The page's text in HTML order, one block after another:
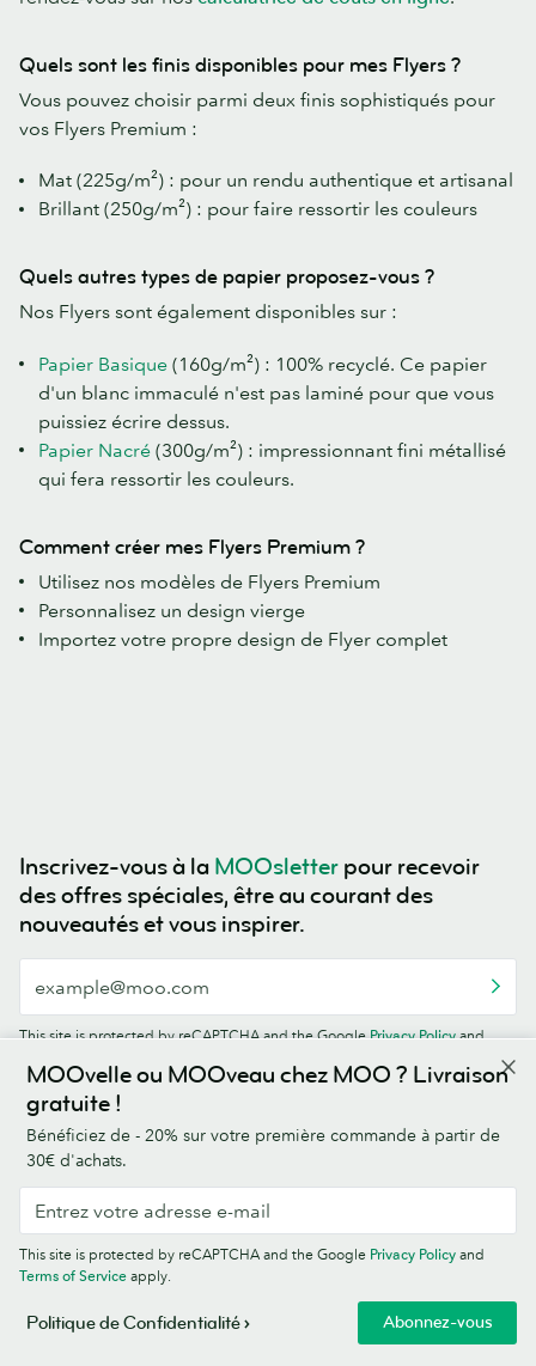
Quels sont les finis disponibles pour mes Flyers ?
Vous pouvez choisir parmi deux finis sophistiqués pour
vos Flyers Premium :
Mat (225g/m²) : pour un rendu authentique et artisanal
Brillant (250g/m²) : pour faire ressortir les couleurs
Quels autres types de papier proposez-vous ?
Nos Flyers sont également disponibles sur :
Papier Basique (160g/m²) : 100% recyclé. Ce papier
d'un blanc immaculé n'est pas laminé pour que vous
puissiez écrire dessus.
Papier Nacré (300g/m²) : impressionnant fini métallisé
qui fera ressortir les couleurs.
Comment créer mes Flyers Premium ?
Utilisez nos modèles de Flyers Premium
Personnalisez un design vierge
Importez votre propre design de Flyer complet
Inscrivez-vous à la MOOsletter pour recevoir
des offres spéciales, être au courant des
nouveautés et vous inspirer.
This site is protected by reCAPTCHA and the GooglePrivacy Policyand
MOOvelle ou MOOveau chez MOO ? Livraison
gratuite !
Bénéficiez de - 20% sur votre première commande à partir de
30€ d'achats.
Abonnez-vous
This site is protected by reCAPTCHA and the Google Privacy Policy and
Terms of Service apply.
Politique de Confidentialité